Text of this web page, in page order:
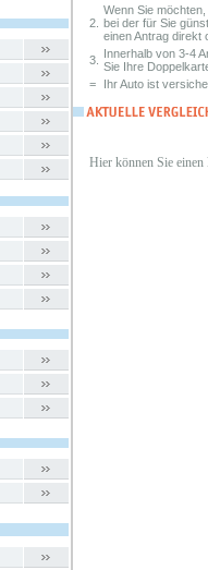
2.
Wenn Sie
bei der für Sie
einen Antrag direkt
3.
Innerhalb von 3-4
Sie Ihre
=
Ihr Auto ist
Hier können Sie